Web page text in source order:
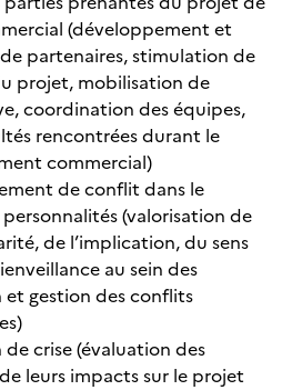
(développement et
partenaires, stimulation de
projet, mobilisation de
coordination des équipes,
rencontrées durant le
commercial)
de conflit dans le
(valorisation de
de l’implication, du sens
au sein des
gestion des conflits
crise (évaluation des
leurs impacts sur le projet